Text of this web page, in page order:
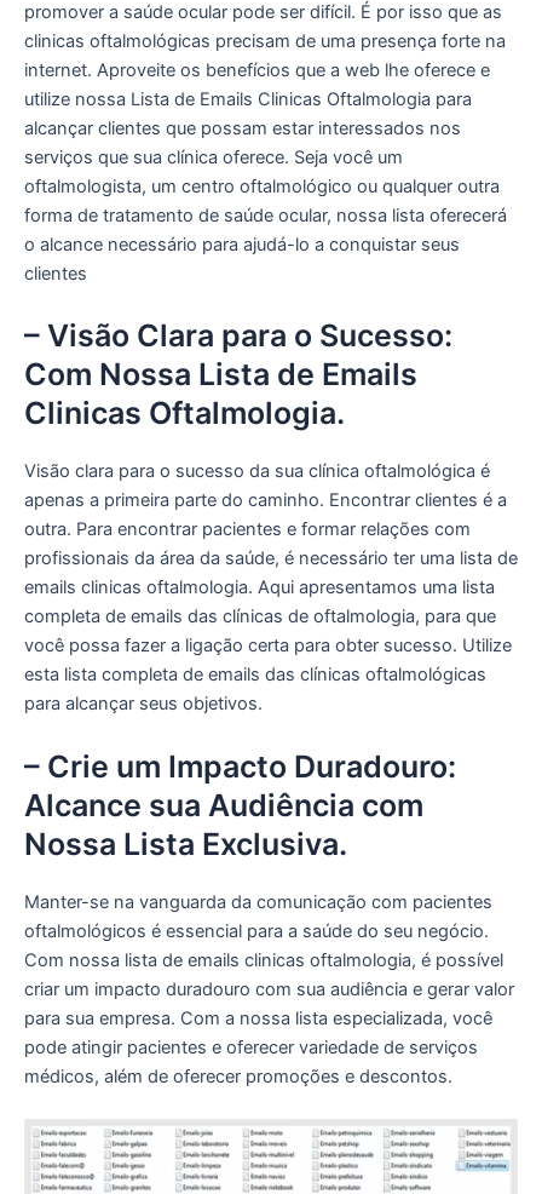
promover a saúde ocular pode ser difícil. É por isso que as
clinicas oftalmológicas precisam de uma presença forte na
internet. Aproveite os benefícios que a web lhe oferece e
utilize nossa Lista de Emails Clinicas Oftalmologia para
alcançar clientes que possam estar interessados nos
serviços que sua clínica oferece. Seja você um
oftalmologista, um centro oftalmológico ou qualquer outra
forma de tratamento de saúde ocular, nossa lista oferecerá
o alcance necessário para ajudá-lo a conquistar seus
clientes
– Visão Clara para o Sucesso:
Com Nossa Lista de Emails
Clinicas Oftalmologia.
Visão clara para o sucesso da sua clínica oftalmológica é
apenas a primeira parte do caminho. Encontrar clientes é a
outra. Para encontrar pacientes e formar relações com
profissionais da área da saúde, é necessário ter uma lista de
emails clinicas oftalmologia. Aqui apresentamos uma lista
completa de emails das clínicas de oftalmologia, para que
você possa fazer a ligação certa para obter sucesso. Utilize
esta lista completa de emails das clínicas oftalmológicas
para alcançar seus objetivos.
– Crie um Impacto Duradouro:
Alcance sua Audiência com
Nossa Lista Exclusiva.
Manter-se na vanguarda da comunicação com pacientes
oftalmológicos é essencial para a saúde do seu negócio.
Com nossa lista de emails clinicas oftalmologia, é possível
criar um impacto duradouro com sua audiência e gerar valor
para sua empresa. Com a nossa lista especializada, você
pode atingir pacientes e oferecer variedade de serviços
médicos, além de oferecer promoções e descontos.